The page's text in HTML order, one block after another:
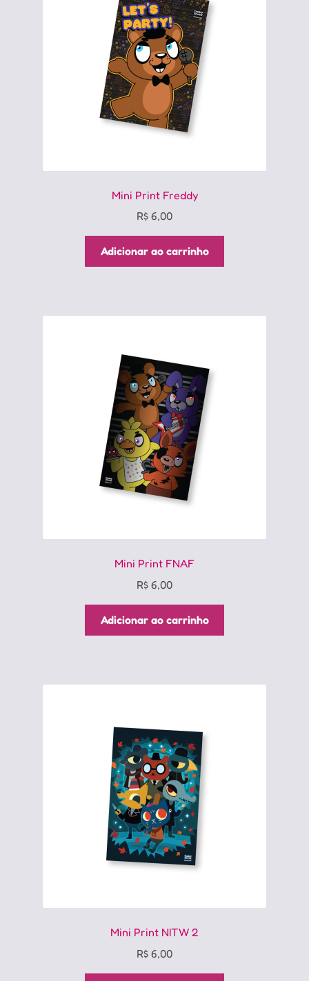
Mini Print Freddy
R$ 6,00
Adicionar ao carrinho
Mini Print FNAF
R$ 6,00
Adicionar ao carrinho
Mini Print NITW 2
R$ 6,00